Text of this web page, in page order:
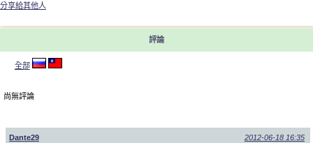
分享給其他人
評論
全部
尚無評論
Dante29 2012-06-18 16:35